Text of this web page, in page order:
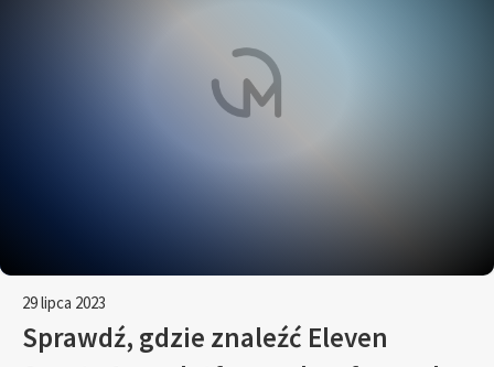
29 lipca 2023
Sprawdź, gdzie znaleźć Eleven